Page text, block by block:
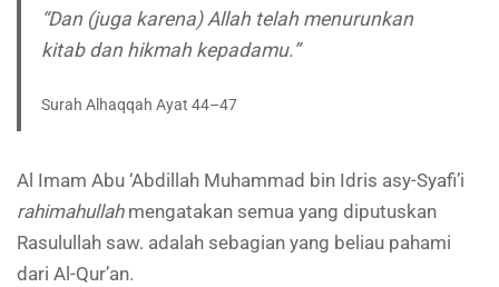
“Dan (juga karena) Allah telah menurunkan
kitab dan hikmah kepadamu.”
Surah Alhaqqah Ayat 44–47
Al Imam Abu ‘Abdillah Muhammad bin Idris asy-Syafi’i
rahimahullahmengatakan semua yang diputuskan
Rasulullah saw. adalah sebagian yang beliau pahami
dari Al-Qur’an.